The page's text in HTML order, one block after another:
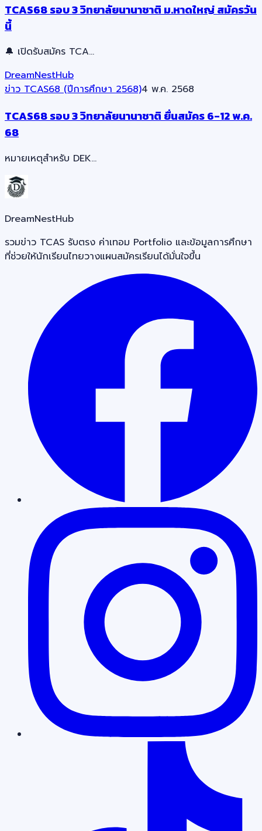
TCAS68 รอบ 3 วิทยาลัยนานาชาติ ม.หาดใหญ่ สมัครวัน
นี้
🔔 เปิดรับสมัคร TCA…
DreamNestHub
ข่าว TCAS68 (ปีการศึกษา 2568)4 พ.ค. 2568
TCAS68 รอบ 3 วิทยาลัยนานาชาติ ยื่นสมัคร 6-12 พ.ค.
68
หมายเหตุสำหรับ DEK…
DreamNestHub
รวมข่าว TCAS รับตรง ค่าเทอม Portfolio และข้อมูลการศึกษา
ที่ช่วยให้นักเรียนไทยวางแผนสมัครเรียนได้มั่นใจขึ้น